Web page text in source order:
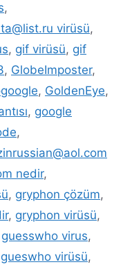
,
virüsü,
, gif virüsü, gif
, GlobeImposter,
, GoldenEye,
, google
,
nedir,
, gryphon çözüm,
, gryphon virüsü,
guesswho virus,
gueswho virüsü,